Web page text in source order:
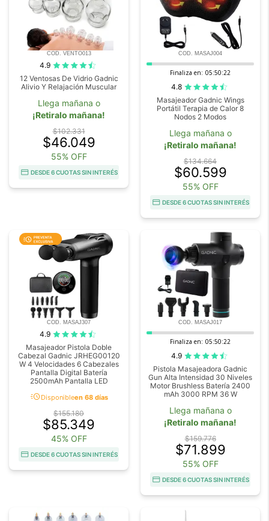
COD. VENTO013
4.9
12 Ventosas De Vidrio Gadnic
Alivio Y Relajación Muscular
Llega mañana o
¡Retiralo mañana!
$102.331
$46.049
55% OFF
DESDE 6 CUOTAS SIN INTERÉS
COD. MASAJ004
Finaliza en: 05:50:20
4.8
Masajeador Gadnic Wings
Portátil Terapia de Calor 8
Nodos 2 Modos
Llega mañana o
¡Retiralo mañana!
$134.664
$60.599
55% OFF
DESDE 6 CUOTAS SIN INTERÉS
COD. MASAJ307
4.9
Masajeador Pistola Doble
Cabezal Gadnic JRHEG00120
W 4 Velocidades 6 Cabezales
Pantalla Digital Batería
2500mAh Pantalla LED
acuteDisponibleen 68 días
$155.180
$85.349
45% OFF
DESDE 6 CUOTAS SIN INTERÉS
COD. MASAJ017
Finaliza en: 05:50:20
4.9
Pistola Masajeadora Gadnic
Gun Alta Intensidad 30 Niveles
Motor Brushless Batería 2400
mAh 3000 RPM 36 W
Llega mañana o
¡Retiralo mañana!
$159.776
$71.899
55% OFF
DESDE 6 CUOTAS SIN INTERÉS